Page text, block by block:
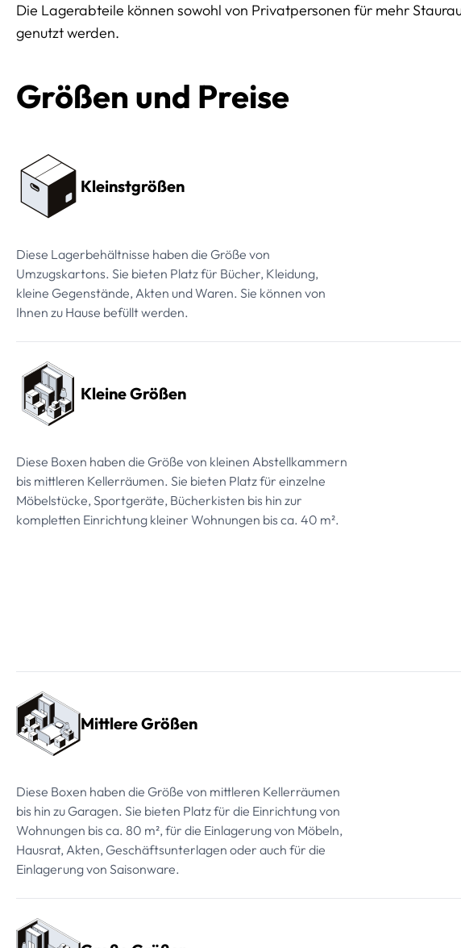
Die Lagerabteile können sowohl von Privatpersonen für mehr
genutzt werden.
Größen und Preise
Kleinstgrößen
Diese Lagerbehältnisse haben die Größe von
Umzugskartons. Sie bieten Platz für Bücher, Kleidung,
kleine Gegenstände, Akten und Waren. Sie können von
Ihnen zu Hause befüllt werden.
Kleine Größen
Diese Boxen haben die Größe von kleinen Abstellkammern
bis mittleren Kellerräumen. Sie bieten Platz für einzelne
Möbelstücke, Sportgeräte, Bücherkisten bis hin zur
kompletten Einrichtung kleiner Wohnungen bis ca. 40 m².
Mittlere Größen
Diese Boxen haben die Größe von mittleren Kellerräumen
bis hin zu Garagen. Sie bieten Platz für die Einrichtung von
Wohnungen bis ca. 80 m², für die Einlagerung von Möbeln,
Hausrat, Akten, Geschäftsunterlagen oder auch für die
Einlagerung von Saisonware.